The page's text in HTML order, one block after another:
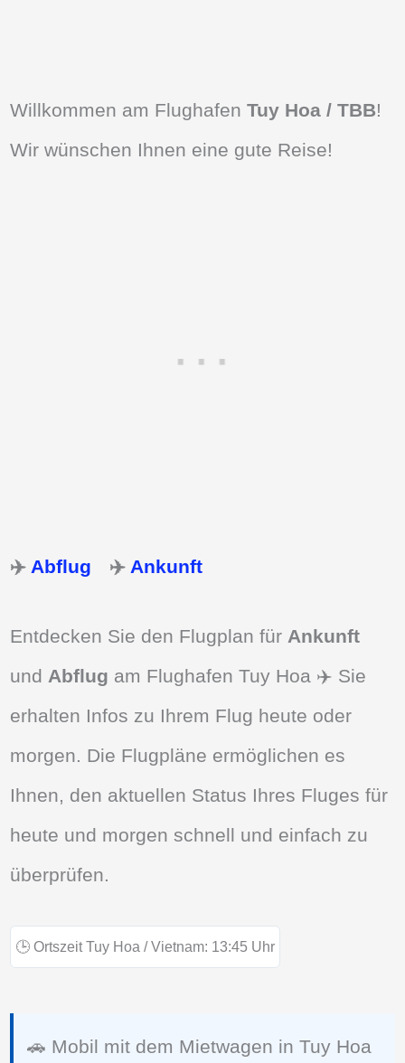
Willkommen am FlughafenTuy Hoa / TBB!
Wir wünschen Ihnen eine gute Reise!
✈️ Abflug ✈️ Ankunft
Entdecken Sie den Flugplan für Ankunft
und Abflug am Flughafen Tuy Hoa ✈️ Sie
erhalten Infos zu Ihrem Flug heute oder
morgen. Die Flugpläne ermöglichen es
Ihnen, den aktuellen Status Ihres Fluges für
heute und morgen schnell und einfach zu
überprüfen.
🕒 Ortszeit Tuy Hoa / Vietnam: 13:45 Uhr
🚗 Mobil mit dem Mietwagen in Tuy Hoa